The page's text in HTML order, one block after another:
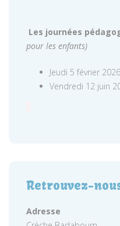
Les journées
pour les enfants)
Jeudi 5 février 2026
Vendredi 12 juin
Retrouvez-
Adresse